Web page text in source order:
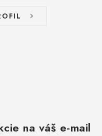
na váš e-mail